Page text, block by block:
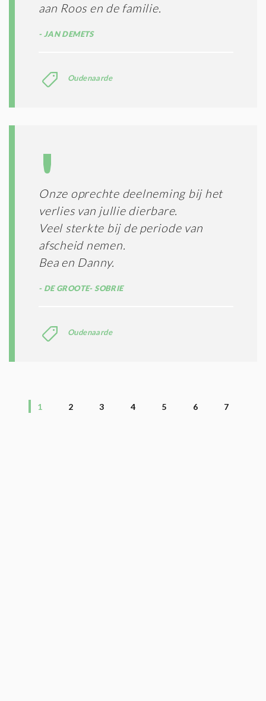
aan Roos en de familie.
JAN DEMETS
Oudenaarde
Onze oprechte deelneming bij het
verlies van jullie dierbare.
Veel sterkte bij de periode van
afscheid nemen.
Bea en Danny.
DE GROOTE- SOBRIE
Oudenaarde
1 2 3 4 5 6 7